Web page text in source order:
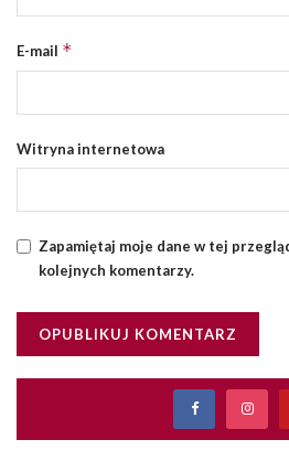
E-mail *
Witryna internetowa
Zapamiętaj moje dane w tej
kolejnych komentarzy.